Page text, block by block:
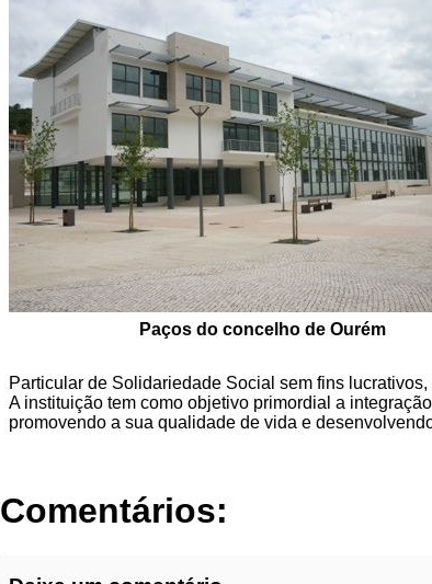
Paços do concelho de Ourém
Particular de Solidariedade Social sem fins
A instituição tem como objetivo primordial a
promovendo a sua qualidade de vida e
Comentários: